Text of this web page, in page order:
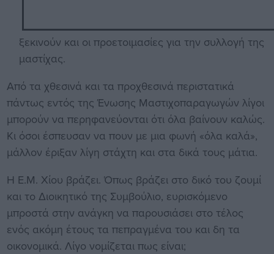
ξεκινούν και οι προετοιμασίες για την συλλογή της
μαστίχας.
Από τα χθεσινά και τα προχθεσινά περιστατικά
πάντως εντός της Ένωσης Μαστιχοπαραγωγών λίγοι
μπορούν να περηφανεύονται ότι όλα βαίνουν καλώς.
Κι όσοι έσπευσαν να πουν με μια φωνή «όλα καλά»,
μάλλον έριξαν λίγη στάχτη και στα δικά τους μάτια.
Η Ε.Μ. Χίου βράζει. Όπως βράζει στο δικό του ζουμί
και το Διοικητικό της Συμβούλιο, ευρισκόμενο
μπροστά στην ανάγκη να παρουσιάσει στο τέλος
ενός ακόμη έτους τα πεπραγμένα του και δη τα
οικονομικά. Λίγο νομίζεται πως είναι;